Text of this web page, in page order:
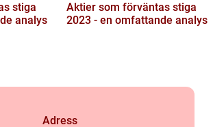
stiga
analys
Aktier som förväntas stiga
2023 - en omfattande analys
Adress